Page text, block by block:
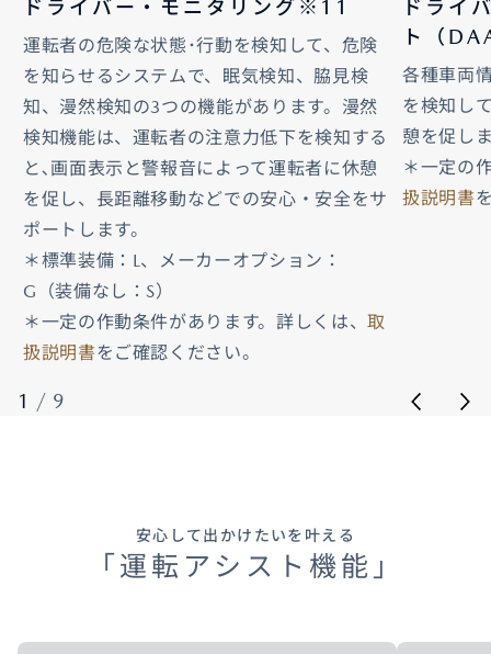
ドライバー・モニタリング※11
運転者の危険な状態･行動を検知して、危険
を知らせるシステムで、眠気検知、脇見検
知、漫然検知の3つの機能があります。漫然
検知機能は、運転者の注意力低下を検知する
と､画面表示と警報音によって運転者に休憩
を促し、長距離移動などでの安心・安全をサ
ポートします。
＊標準装備：L、メーカーオプション：
G（装備なし：S）
＊一定の作動条件があります。詳しくは、取
扱説明書をご確認ください。
ドライ
ト（
各種車両
を検知し
憩を促し
＊一定の
扱説明書
1 / 9
安心して出かけたいを叶える
「運転アシスト機能」